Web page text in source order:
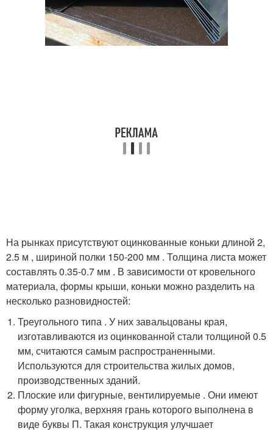
На рынках присутствуют оцинкованные коньки длиной 2,
2.5 м , шириной полки 150-200 мм . Толщина листа может
составлять 0.35-0.7 мм . В зависимости от кровельного
материала, формы крыши, коньки можно разделить на
несколько разновидностей:
Треугольного типа . У них завальцованы края,
изготавливаются из оцинкованной стали толщиной 0.5
мм, считаются самым распространенными.
Используются для строительства жилых домов,
производственных зданий.
Плоские или фигурные, вентилируемые . Они имеют
форму уголка, верхняя грань которого выполнена в
виде буквы П. Такая конструкция улучшает